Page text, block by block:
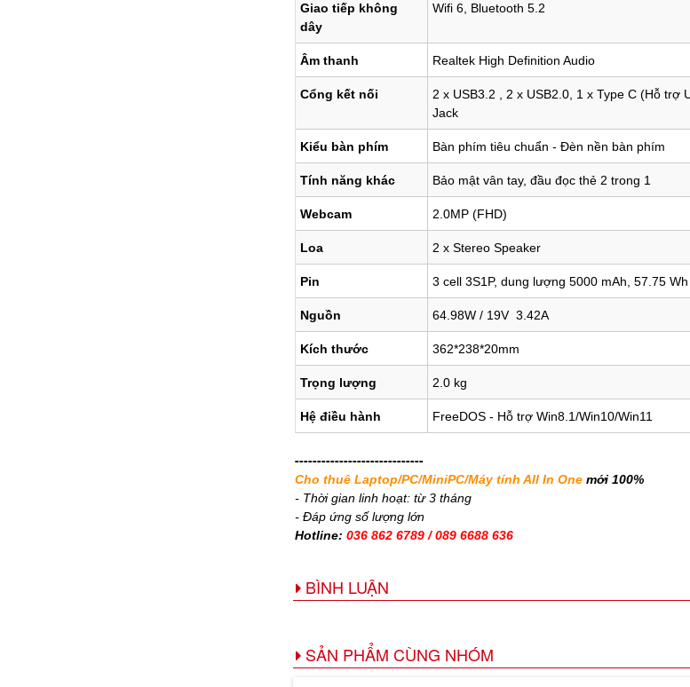
Giao tiếp không
dây
Wifi 6, Bluetooth 5.2
Âm thanh Realtek High Definition Audio
Cổng kết nối
2 x USB3.2 , 2 x USB2.0, 1 x Type C (Hỗ trợ
Jack
Kiểu bàn phím Bàn phím tiêu chuẩn - Đèn nền bàn phím
Tính năng khác Bảo mật vân tay, đầu đọc thẻ 2 trong 1
Webcam 2.0MP (FHD)
Loa 2 x Stereo Speaker
Pin 3 cell 3S1P, dung lượng 5000 mAh, 57.75 Wh
Nguồn 64.98W / 19V 3.42A
Kích thước 362*238*20mm
Trọng lượng 2.0 kg
Hệ điều hành FreeDOS - Hỗ trợ Win8.1/Win10/Win11
-----------------------------
Cho thuê Laptop/PC/MiniPC/Máy tính All In One mới 100%
- Thời gian linh hoạt: từ 3 tháng
- Đáp ứng số lượng lớn
Hotline: 036 862 6789 / 089 6688 636
BÌNH LUẬN
SẢN PHẨM CÙNG NHÓM